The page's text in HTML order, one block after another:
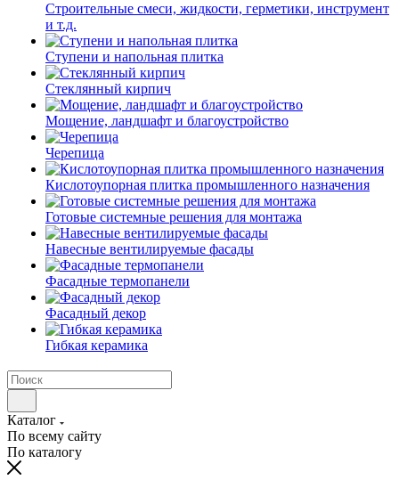
Строительные смеси, жидкости, герметики, инструмент
и т.д.
Ступени и напольная плитка
Cтеклянный кирпич
Мощение, ландшафт и благоустройство
Черепица
Кислотоупорная плитка промышленного назначения
Готовые системные решения для монтажа
Навесные вентилируемые фасады
Фасадные термопанели
Фасадный декор
Гибкая керамика
Каталог
По всему сайту
По каталогу